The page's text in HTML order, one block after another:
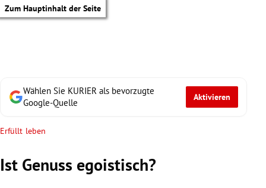
Zum Hauptinhalt der Seite
Wählen Sie KURIER als bevorzugte
Google-Quelle
Aktivieren
Erfüllt leben
Ist Genuss egoistisch?